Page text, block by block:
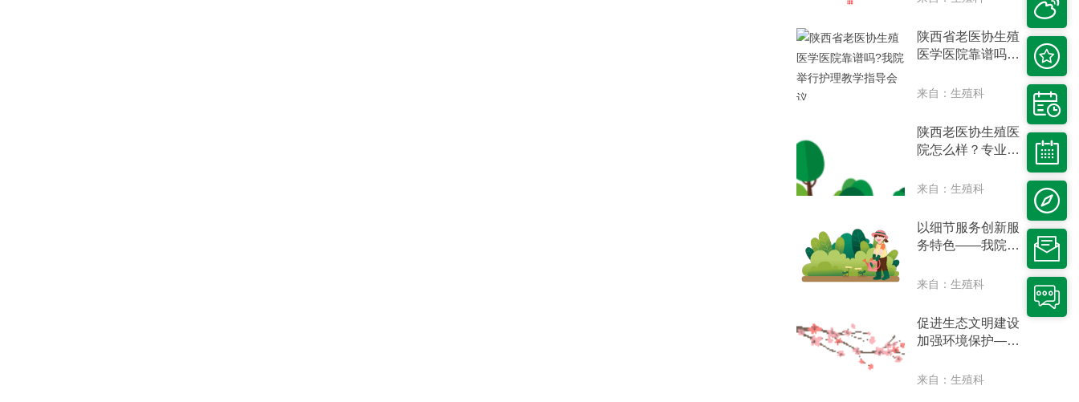
陕西省老医协生殖
医学医院靠谱吗?
指导会议
来自：生殖科
陕西老医协生殖医
院怎么样？专业团
来自：生殖科
以细节服务创新服
务特色——我院努
来自：生殖科
促进生态文明建设
加强环境保护——
自查动员会议
来自：生殖科






